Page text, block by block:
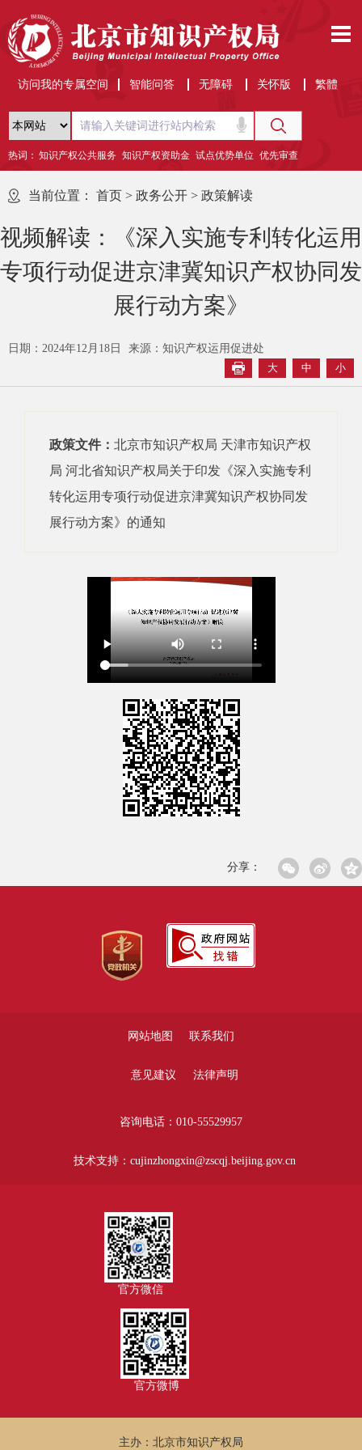
访问我的专属空间 智能问答 无障碍 关怀版 繁體
热词： 知识产权公共服务 知识产权资助金 试点优势单位 优先审查
当前位置： 首页 > 政务公开 > 政策解读
视频解读：《深入实施专利转化运用
专项行动促进京津冀知识产权协同发
展行动方案》
日期：2024年12月18日
来源：知识产权运用促进处
大
中 小
政策文件： 北京市知识产权局 天津市知识产权
局 河北省知识产权局关于印发《深入实施专利
转化运用专项行动促进京津冀知识产权协同发
展行动方案》的通知
分享：
网站地图 联系我们
意见建议 法律声明
咨询电话：010-55529957
技术支持：cujinzhongxin@zscqj.beijing.gov.cn
官方微信
官方微博
主办：北京市知识产权局